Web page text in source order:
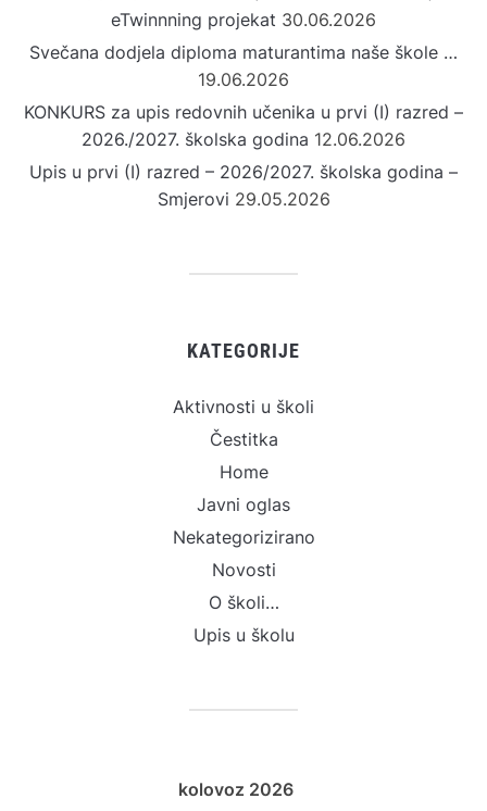
eTwinnning projekat 30.06.2026
Svečana dodjela diploma maturantima naše škole …
19.06.2026
KONKURS za upis redovnih učenika u prvi (I) razred –
2026./2027. školska godina 12.06.2026
Upis u prvi (I) razred – 2026/2027. školska godina –
Smjerovi 29.05.2026
KATEGORIJE
Aktivnosti u školi
Čestitka
Home
Javni oglas
Nekategorizirano
Novosti
O školi…
Upis u školu
kolovoz 2026